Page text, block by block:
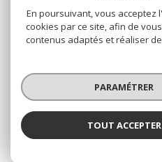
© 2026 | Tous
Nos partenaires
Nos
En poursuivant, vous acceptez
cookies par ce site, afin de
contenus adaptés et réaliser
PARAMÉTRER
TOUT ACCEPTER